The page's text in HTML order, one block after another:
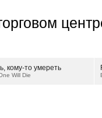
кому-то умереть
Will Die